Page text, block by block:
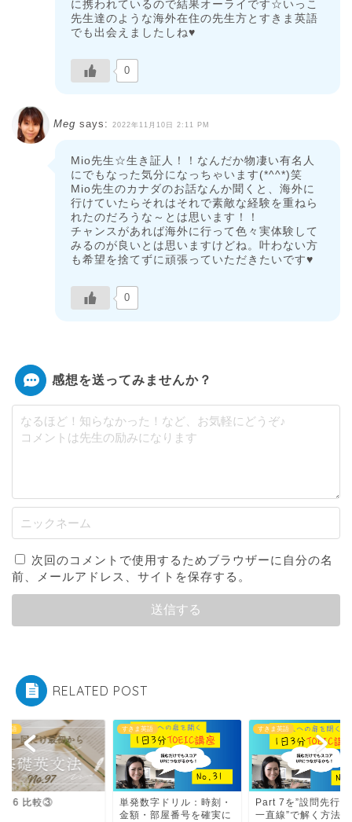
に携われているので結果オーライです☆いっこ
先生達のような海外在住の先生方とすきま英語
でも出会えましたしね♥
0
Meg says: 2022年11月10日 2:11 PM
Mio先生☆生き証人！！なんだか物凄い有名人
にでもなった気分になっちゃいます(*^^*)笑
Mio先生のカナダのお話なんか聞くと、海外に
行けていたらそれはそれで素敵な経験を重ねら
れたのだろうな～とは思います！！
チャンスがあれば海外に行って色々実体験して
みるのが良いとは思いますけどね。叶わない方
も希望を捨てずに頑張っていただきたいです♥
0
感想を送ってみませんか？
次回のコメントで使用するためブラウザーに自分の名
前、メールアドレス、サイトを保存する。
RELATED POST
英語
数字ドリル：時刻・
すきま英語
Part 7を”設問先行→根拠
一直線”で解く方法
すきま英語
Part 16 比較③